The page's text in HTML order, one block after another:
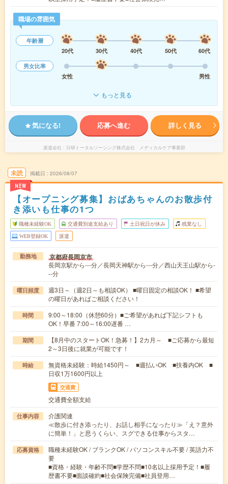
職場の雰囲気
年齢層
20代
30代 40代 50代
60代
男女比率
女性
男性
もっと見る
気になる! 応募へ進む 詳しく見る
派遣会社 日研トータルソーシング株式会社 メディカルケア事業部
未読
NEW
掲載日 2026/08/07
【オープニング募集】おばあちゃんのお散歩付
き添いも仕事の1つ
職種未経験OK 交通費別途支給あり 土日祝日が休み 残業なし
WEB登録OK 派遣
勤務地 京都府長岡京市
長岡京駅から---分／長岡天神駅から---分／西山天王山駅から-
--分
曜日頻度
週3日～（週2日～も相談OK） ■曜日固定の相談OK！ ■希望
の曜日があればご相談ください！
時間
9:00～18:00（休憩60分）■ご希望があれば下記シフトも
OK！早番 7:00～16:00遅番 …
期間
【8月中のスタートOK！急募！】2カ月～ ■ご応募から最短
2～3日後に就業が可能です！
時給
無資格未経験：時給1450円～ ■週払いOK ■扶養内OK ■
日収1万1600円以上
交通費
交通費全額支給
仕事内容
介護関連
≪散歩に付き添ったり、お話し相手になったり≫「え？意外
に簡単！」と思うくらい、スグできる仕事からスタ…
応募資格
職種未経験OK / ブランクOK / パソコンスキル不要 / 英語力不
要
■資格・経験・年齢不問■学歴不問■10名以上採用予定！■履
歴書不要■面談確約■社会保険完備■社員登用…